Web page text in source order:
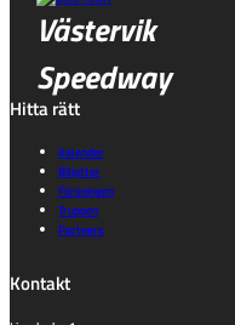
Västervik
Speedway
Hitta rätt
Kalender
Biljetter
Föreningen
Truppen
Partners
Kontakt